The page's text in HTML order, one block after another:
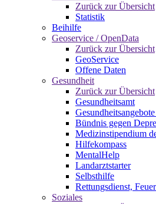
Zurück zur Übersicht
Statistik
Beihilfe
Geoservice / OpenData
Zurück zur Übersicht
GeoService
Offene Daten
Gesundheit
Zurück zur Übersicht
Gesundheitsamt
Bündnis gegen
Medizinstipendium
Hilfekompass
MentalHelp
Landarztstarter
Selbsthilfe
Rettungsdienst,
Soziales